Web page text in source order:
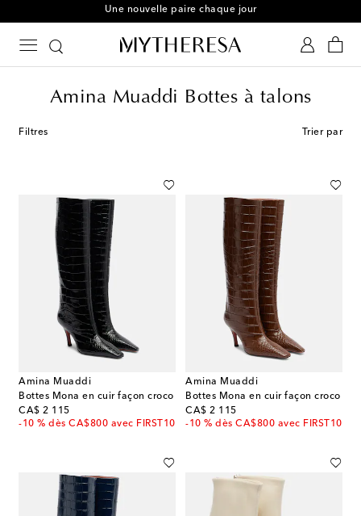
Une nouvelle paire chaque jour
Amina Muaddi Bottes à talons
Filtres Trier par
Amina Muaddi
Bottes Mona en cuir façon croco
CA$ 2 115
original price
-10 % dès CA$800 avec FIRST10
Amina Muaddi
Bottes Mona en cuir façon croco
CA$ 2 115
original price
-10 % dès CA$800 avec FIRST10